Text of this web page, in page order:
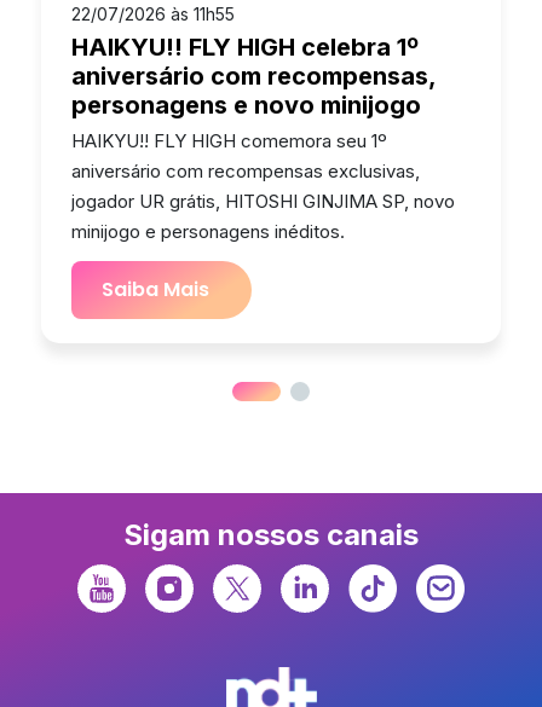
22/07/2026 às 11h55
HAIKYU!! FLY HIGH celebra 1º
aniversário com recompensas,
personagens e novo minijogo
HAIKYU!! FLY HIGH comemora seu 1º
aniversário com recompensas exclusivas,
jogador UR grátis, HITOSHI GINJIMA SP, novo
minijogo e personagens inéditos.
Saiba Mais
Sigam nossos canais